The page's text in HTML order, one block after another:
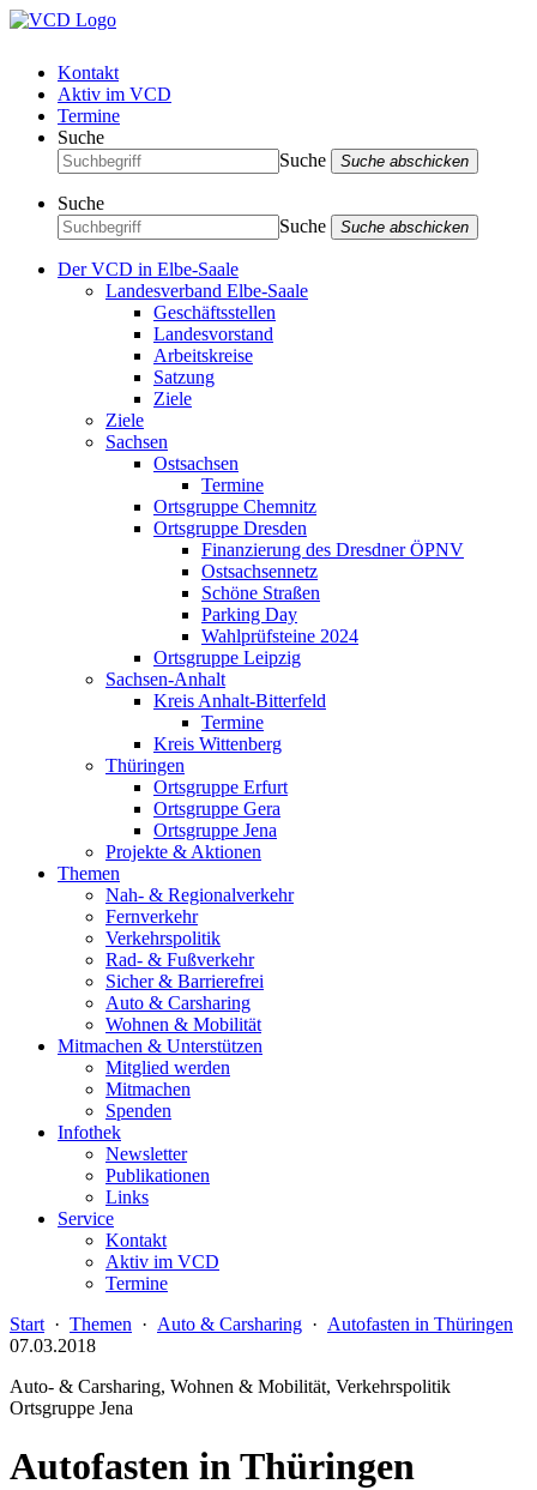
Kontakt
Aktiv im VCD
Termine
Suche
Suche
Suche abschicken
Suche
Suche
Suche abschicken
Der VCD in Elbe-Saale
Landesverband Elbe-Saale
Geschäftsstellen
Landesvorstand
Arbeitskreise
Satzung
Ziele
Ziele
Sachsen
Ostsachsen
Termine
Ortsgruppe Chemnitz
Ortsgruppe Dresden
Finanzierung des Dresdner ÖPNV
Ostsachsennetz
Schöne Straßen
Parking Day
Wahlprüfsteine 2024
Ortsgruppe Leipzig
Sachsen-Anhalt
Kreis Anhalt-Bitterfeld
Termine
Kreis Wittenberg
Thüringen
Ortsgruppe Erfurt
Ortsgruppe Gera
Ortsgruppe Jena
Projekte & Aktionen
Themen
Nah- & Regionalverkehr
Fernverkehr
Verkehrspolitik
Rad- & Fußverkehr
Sicher & Barrierefrei
Auto & Carsharing
Wohnen & Mobilität
Mitmachen & Unterstützen
Mitglied werden
Mitmachen
Spenden
Infothek
Newsletter
Publikationen
Links
Service
Kontakt
Aktiv im VCD
Termine
Start · Themen · Auto & Carsharing · Autofasten in Thüringen
07.03.2018
Auto- & Carsharing, Wohnen & Mobilität, Verkehrspolitik
Ortsgruppe Jena
Autofasten in Thüringen